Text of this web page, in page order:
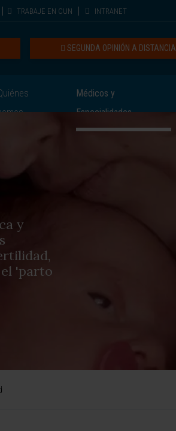
TRABAJE EN CUN INTRANET
SEGUNDA OPINIÓN A DISTANCIA
Médicos y
Especialidades
y
'parto